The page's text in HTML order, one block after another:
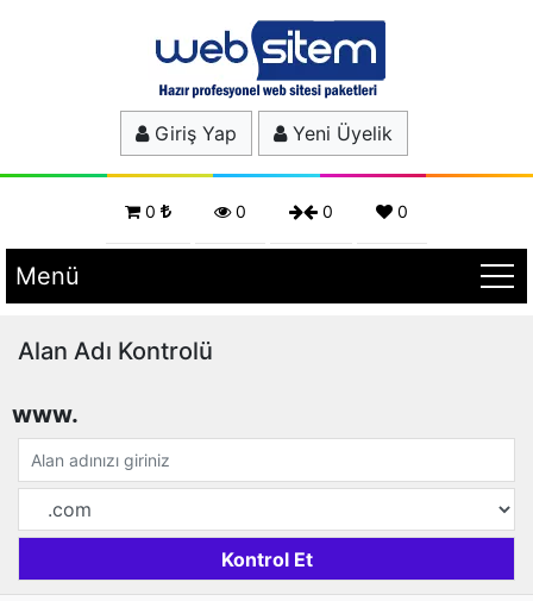
Giriş Yap Yeni Üyelik
0 0 0 0
Menü
Alan Adı Kontrolü
www.